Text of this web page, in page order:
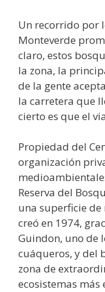
Un recorrido por
Monteverde
claro, estos
la zona, la
de la gente
la carretera que
cierto es que el
Propiedad del
organización
Reserva del
una superficie de
creó en 1974,
Guindon, uno de
cuáqueros, y del
zona de
ecosistemas